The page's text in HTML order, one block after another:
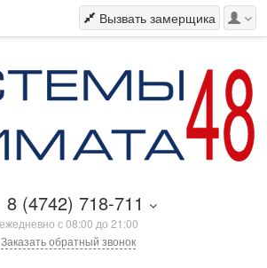
Вызвать замерщика
(4742) 718-711
ежедневно с 08:00 до 21:00
Заказать обратный звонок